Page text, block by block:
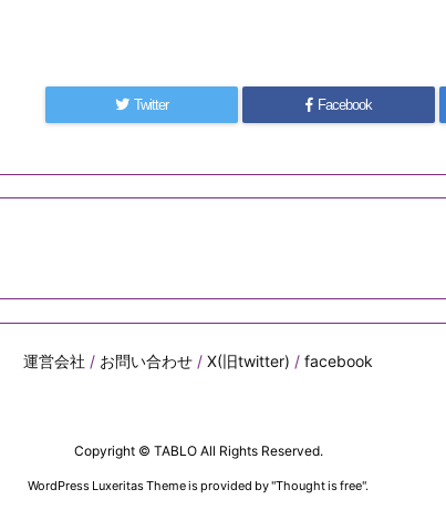
Twitter Facebook
運営会社 / お問い合わせ/ X(旧twitter) / facebook
Copyright © TABLOAll Rights Reserved.
WordPress Luxeritas Theme is provided by "Thought is free".